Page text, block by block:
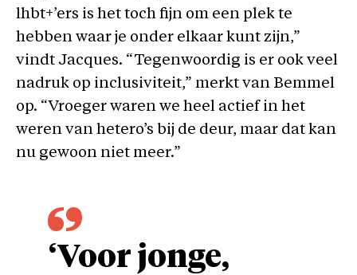
lhbt+’ers is het toch fijn om een plek te
hebben waar je onder elkaar kunt zijn,”
vindt Jacques. “Tegenwoordig is er ook veel
nadruk op inclusiviteit,” merkt van Bemmel
op. “Vroeger waren we heel actief in het
weren van hetero’s bij de deur, maar dat kan
nu gewoon niet meer.”
‘Voor jonge,